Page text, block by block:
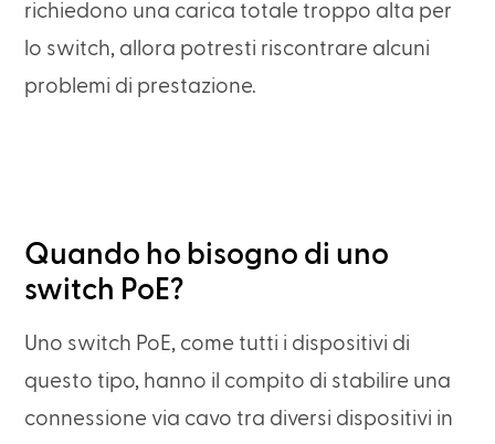
richiedono una carica totale troppo alta per
lo switch, allora potresti riscontrare alcuni
problemi di prestazione.
Quando ho bisogno di uno
switch PoE?
Uno switch PoE, come tutti i dispositivi di
questo tipo, hanno il compito di stabilire una
connessione via cavo tra diversi dispositivi in